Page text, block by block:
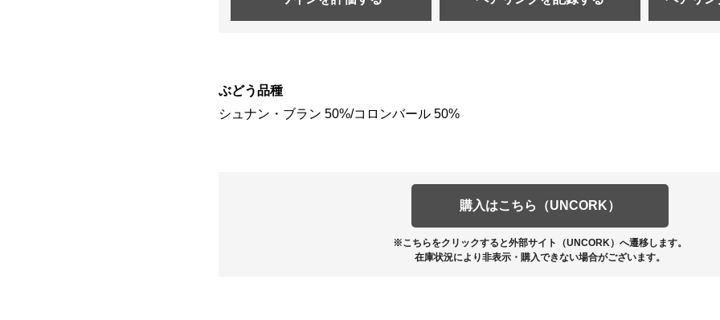
ぶどう品種
シュナン・ブラン 50%/コロンバール 50%
購入はこちら（UNCORK）
※こちらをクリックすると外部サイト（UNCORK）へ遷移します。
在庫状況により非表示・購入できない場合がございます。